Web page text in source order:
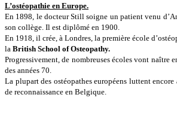
L’ostéopathie en Europe.
En 1898, le docteur Still soigne un patient venu
son collège. Il est diplômé en 1900.
En 1918, il crée, à Londres, la première école
la British School ofOsteopathy.
Progressivement, de nombreuses écoles vont naître
des années 70.
La plupart des ostéopathes européens luttent
de reconnaissance en Belgique.